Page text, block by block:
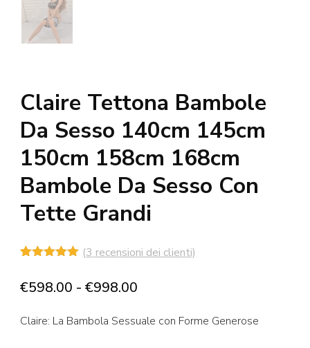
Claire Tettona Bambole
Da Sesso 140cm 145cm
150cm 158cm 168cm
Bambole Da Sesso Con
Tette Grandi
su base
(3 recensioni dei clienti)
€598.00 - €998.00
prezzo:
Claire: La Bambola Sessuale con Forme Generose